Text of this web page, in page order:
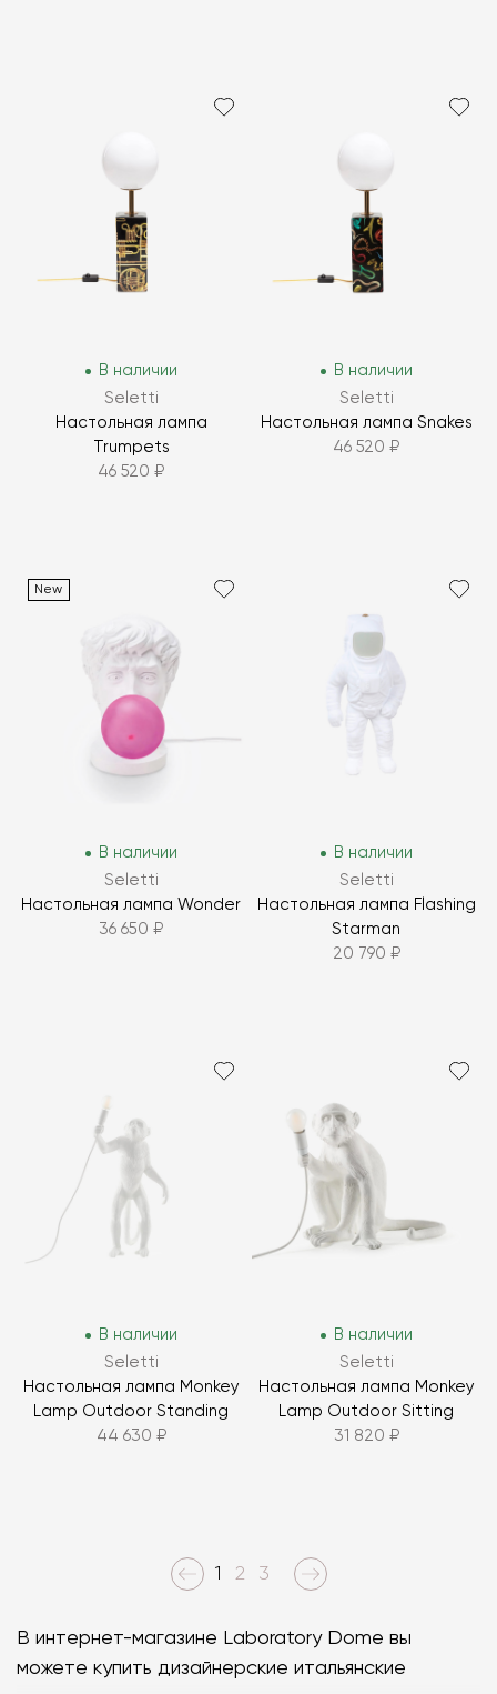
В наличии
Seletti
Настольная лампа
Trumpets
46 520 ₽
В наличии
Seletti
Настольная лампа Snakes
46 520 ₽
New
В наличии
Seletti
Настольная лампа Wonder
36 650 ₽
В наличии
Seletti
Настольная лампа Flashing
Starman
20 790 ₽
В наличии
Seletti
Настольная лампа Monkey
Lamp Outdoor Standing
44 630 ₽
В наличии
Seletti
Настольная лампа Monkey
Lamp Outdoor Sitting
31 820 ₽
1 2 3
В интернет-магазине Laboratory Dome вы
можете купить дизайнерские итальянские